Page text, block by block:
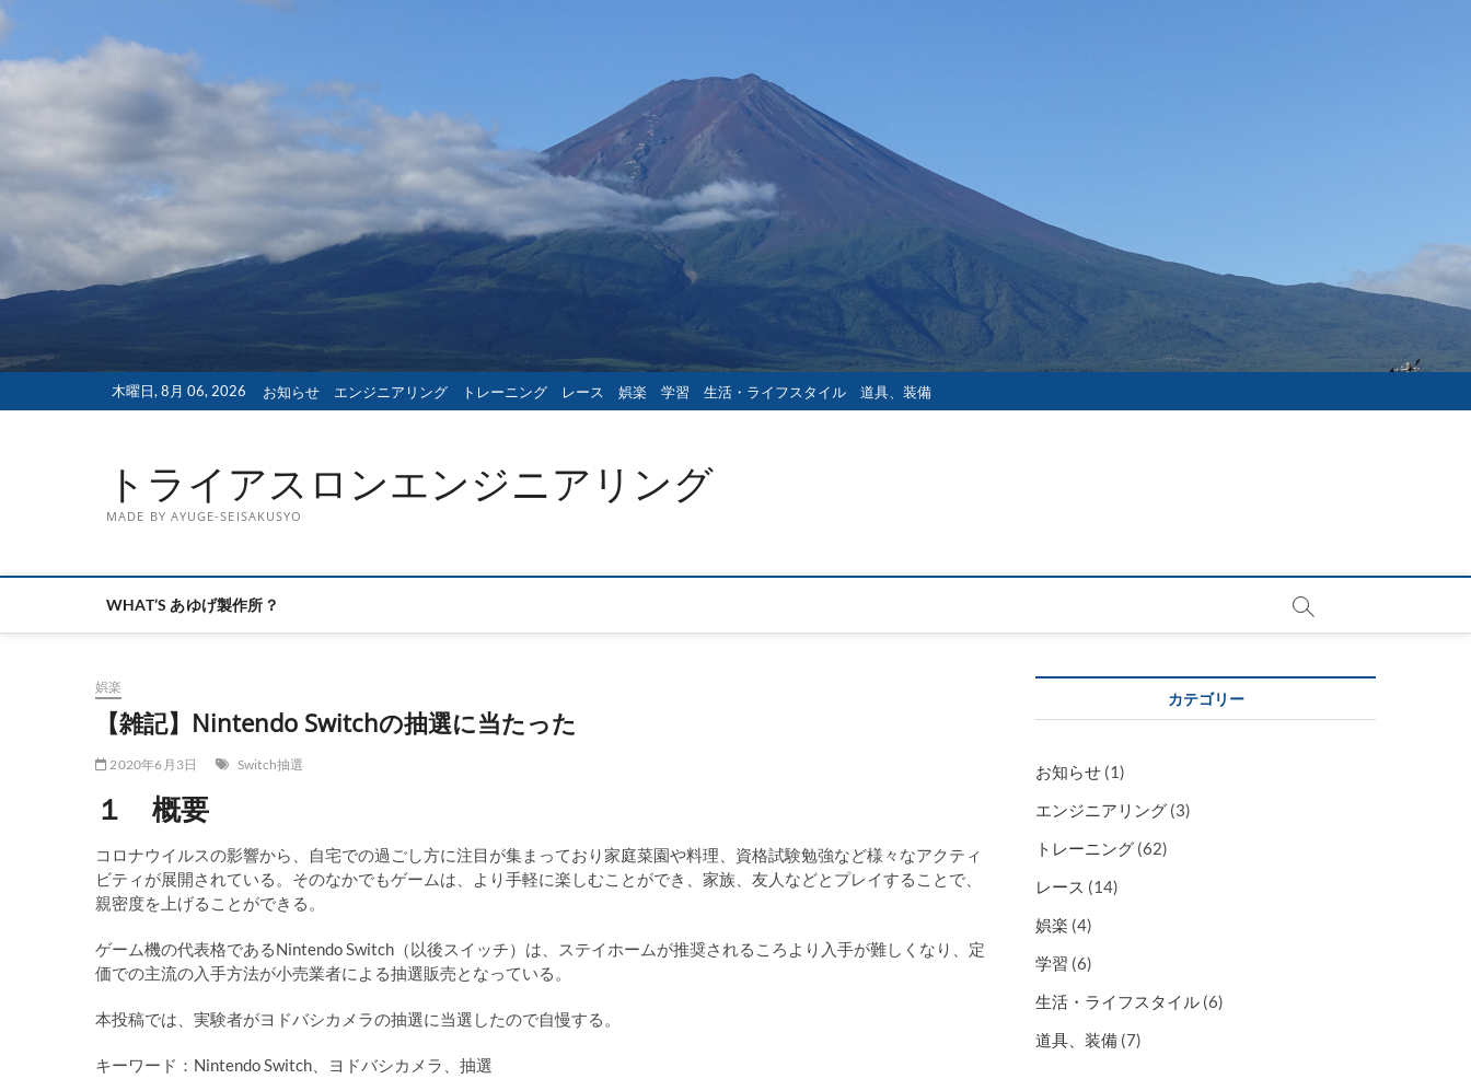
Skip
content
木曜日, 8月 06, 2026 お知らせ エンジニアリング トレーニング レース 娯楽 学習 生活・ライフスタイル 道具、装備
トライアスロンエンジニアリング
MADE BY AYUGE-SEISAKUSYO
WHAT’S あゆげ製作所？
娯楽
【雑記】Nintendo Switchの抽選に当たった
2020年6月3日 Switch抽選
１ 概要
コロナウイルスの影響から、自宅での過ごし方に注目が集まっており家庭菜園や料理、資格試験勉強など様々なアクティ
ビティが展開されている。そのなかでもゲームは、より手軽に楽しむことができ、家族、友人などとプレイすることで、
親密度を上げることができる。
ゲーム機の代表格であるNintendo Switch（以後スイッチ）は、ステイホームが推奨されるころより入手が難しくなり、定
価での主流の入手方法が小売業者による抽選販売となっている。
本投稿では、実験者がヨドバシカメラの抽選に当選したので自慢する。
キーワード：Nintendo Switch、ヨドバシカメラ、抽選
カテゴリー
お知らせ (1)
エンジニアリング (3)
トレーニング (62)
レース (14)
娯楽 (4)
学習 (6)
生活・ライフスタイル (6)
道具、装備 (7)